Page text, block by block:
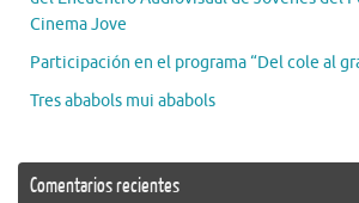
Cinema Jove
Participación en el programa “Del cole al
Tres ababols mui ababols
Comentarios recientes